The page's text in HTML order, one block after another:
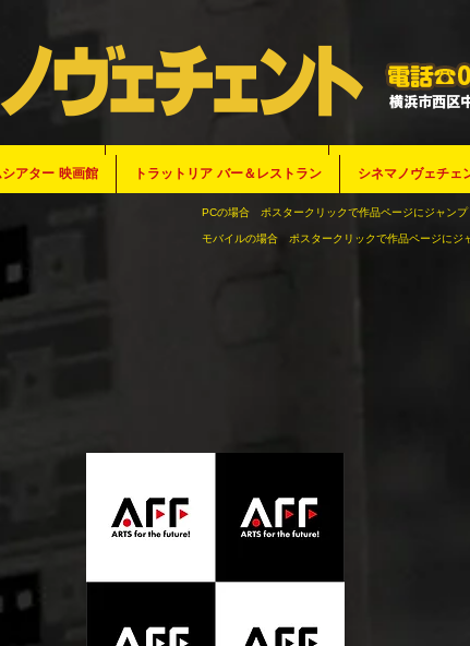
アター 映画館 トラットリア バー＆レストラン シネマノヴェチェ
アター 映画館 トラットリア バー＆レストラン シネマノヴェチェ
アター 映画館 トラットリア バー＆レストラン シネマノヴェチェ
アター 映画館 トラットリア バー＆レストラン シネマノヴェチェ
アター 映画館 トラットリア バー＆レストラン シネマノヴェチェ
アター 映画館 トラットリア バー＆レストラン シネマノヴェチェ
アター 映画館 トラットリア バー＆レストラン シネマノヴェチェ
アター 映画館 トラットリア バー＆レストラン シネマノヴェチェ
アター 映画館 トラットリア バー＆レストラン シネマノヴェチェ
アター 映画館 トラットリア バー＆レストラン シネマノヴェチェ
アター 映画館 トラットリア バー＆レストラン シネマノヴェチェ
アター 映画館 トラットリア バー＆レストラン シネマノヴェチェ
アター 映画館 トラットリア バー＆レストラン シネマノヴェチェ
アター 映画館 トラットリア バー＆レストラン シネマノヴェチェ
アター 映画館 トラットリア バー＆レストラン シネマノヴェチェ
アター 映画館 トラットリア バー＆レストラン シネマノヴェチェ
アター 映画館 トラットリア バー＆レストラン シネマノヴェチェ
アター 映画館 トラットリア バー＆レストラン シネマノヴェチェ
アター 映画館 トラットリア バー＆レストラン シネマノヴェチェ
アター 映画館 トラットリア バー＆レストラン シネマノヴェチェ
アター 映画館 トラットリア バー＆レストラン シネマノヴェチェ
アター 映画館 トラットリア バー＆レストラン シネマノヴェチェン
アター 映画館 トラットリア バー＆レストラン シネマノヴェチェ
アター 映画館 トラットリア バー＆レストラン シネマノヴェチェン
アター 映画館 トラットリア バー＆レストラン シネマノヴェチェン
アター 映画館 トラットリア バー＆レストラン シネマノヴェチェ
PCの場合 ポスタークリックで作品ページにジャンプ
モバイルの場合 ポスタークリックで作品ページにジ